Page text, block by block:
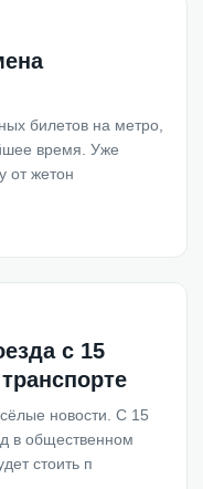
билетов на метро,
время. Уже
от жетон
с 15
новости. С 15
в общественном
стоить п